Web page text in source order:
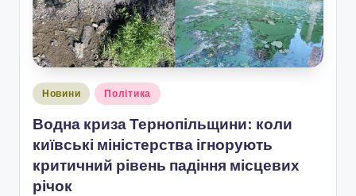
Опубліковано
Новини Політика
Водна криза Тернопільщини: коли
київські міністерства ігнорують
критичний рівень падіння місцевих
річок